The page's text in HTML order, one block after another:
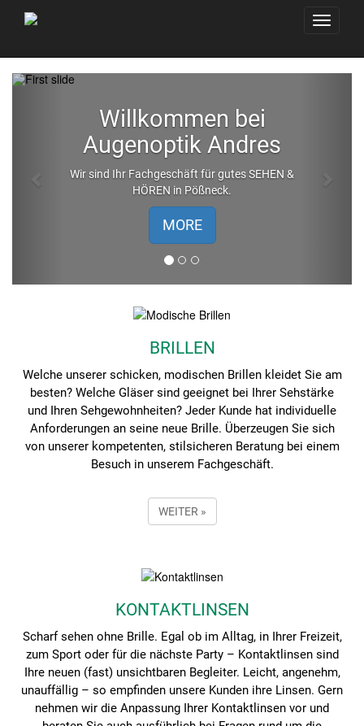
Toggle
Willkommen bei
Augenoptik Andres
Wir sind Ihr Fachgeschäft für gutes SEHEN &
HÖREN in Pößneck.
MORE
Previous
BRILLEN
Welche unserer schicken, modischen Brillen kleidet Sie am
besten? Welche Gläser sind geeignet bei Ihrer Sehstärke
und Ihren Sehgewohnheiten? Jeder Kunde hat individuelle
Anforderungen an seine neue Brille. Überzeugen Sie sich
von unserer kompetenten, stilsicheren Beratung bei einem
Besuch in unserem Fachgeschäft.
WEITER »
KONTAKTLINSEN
Scharf sehen ohne Brille. Egal ob im Alltag, in Ihrer Freizeit,
zum Sport oder für die nächste Party – Kontaktlinsen sind
Ihre neuen (fast) unsichtbaren Begleiter. Leicht, angenehm,
unauffällig – so empfinden unsere Kunden ihre Linsen. Gern
nehmen wir die Anpassung Ihrer Kontaktlinsen vor und